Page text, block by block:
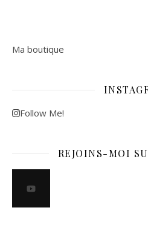
Ma boutique
Follow Me!
REJOINS-MOI